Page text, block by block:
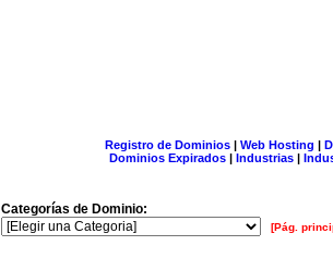
Registro de Dominios| Web Hosting |
Dominios Expirados | Industrias |
Categorías de Dominio:
[Pág.